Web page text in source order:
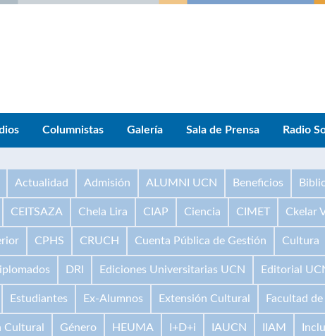
Columnistas Galería Sala de Prensa Radio
Actualidad Admisión ALUMNI UCN Beneficios
CEITSAZA Chela Lira CIAP Ciencia CIMET Ckelar
CPHS CRUCH Cuenta Pública de Gestión Cultura
DRI Ediciones Universitarias UCN Editorial
Estudiantes Ex-Alumnos Extensión Cultural Facultad
Cultural Género HEUMA I+D+i IAUCN IIAM